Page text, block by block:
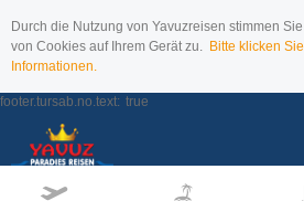
Durch die Nutzung von Yavuzreisen stimmen
von Cookies auf Ihrem Gerät zu. Bitte klicken
Informationen.
footer.tursab.no.text: true